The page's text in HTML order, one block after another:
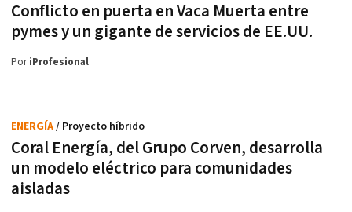
Conflicto en puerta en Vaca Muerta entre
pymes y un gigante de servicios de EE.UU.
PoriProfesional
Coral Energía, del Grupo Corven, desarrolla
un modelo eléctrico para comunidades
aisladas
ENERGÍA/ Proyecto híbrido